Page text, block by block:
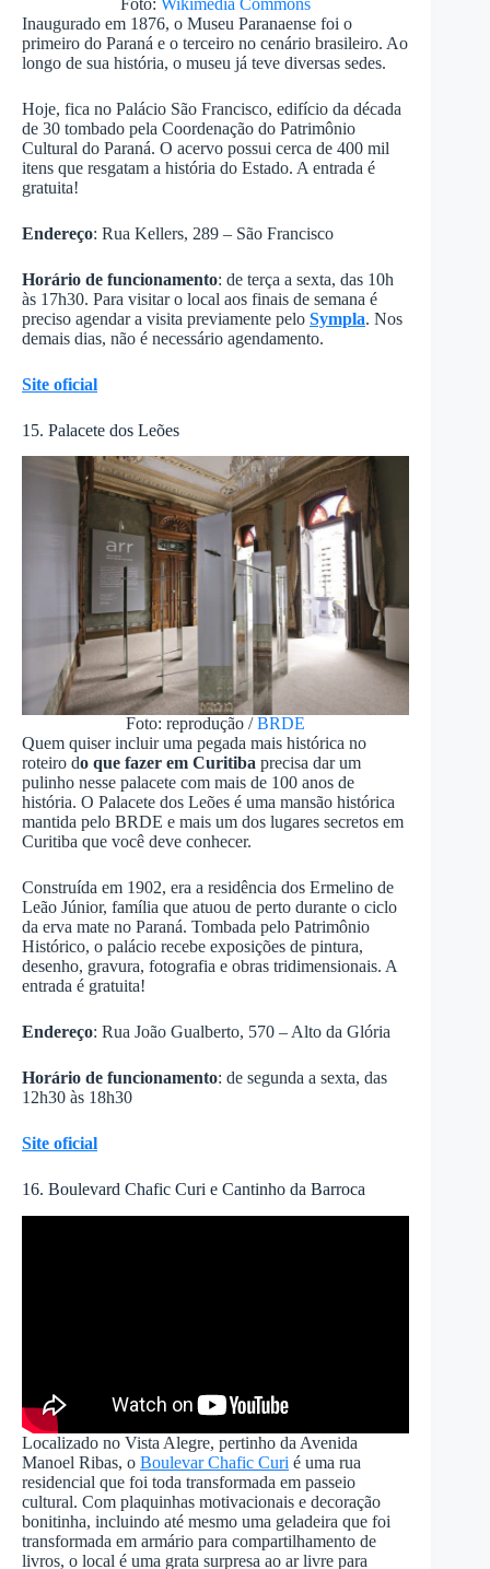
Inaugurado em 1876, o Museu Paranaense foi o
primeiro do Paraná e o terceiro no cenário brasileiro. Ao
longo de sua história, o museu já teve diversas sedes.
Hoje, fica no Palácio São Francisco, edifício da década
de 30 tombado pela Coordenação do Patrimônio
Cultural do Paraná. O acervo possui cerca de 400 mil
itens que resgatam a história do Estado. A entrada é
gratuita!
Endereço: Rua Kellers, 289 – São Francisco
Horário de funcionamento: de terça a sexta, das 10h
às 17h30. Para visitar o local aos finais de semana é
preciso agendar a visita previamente pelo Sympla. Nos
demais dias, não é necessário agendamento.
Site oficial
15. Palacete dos Leões
Foto: reprodução /BRDE
Quem quiser incluir uma pegada mais histórica no
roteiro do que fazer em Curitiba precisa dar um
pulinho nesse palacete com mais de 100 anos de
história. O Palacete dos Leões é uma mansão histórica
mantida pelo BRDE e mais um dos lugares secretos em
Curitiba que você deve conhecer.
Construída em 1902, era a residência dos Ermelino de
Leão Júnior, família que atuou de perto durante o ciclo
da erva mate no Paraná. Tombada pelo Patrimônio
Histórico, o palácio recebe exposições de pintura,
desenho, gravura, fotografia e obras tridimensionais. A
entrada é gratuita!
Endereço: Rua João Gualberto, 570 – Alto da Glória
Horário de funcionamento: de segunda a sexta, das
12h30 às 18h30
Site oficial
16. Boulevard Chafic Curi e Cantinho da Barroca
Localizado no Vista Alegre, pertinho da Avenida
Manoel Ribas, o Boulevar Chafic Curi é uma rua
residencial que foi toda transformada em passeio
cultural. Com plaquinhas motivacionais e decoração
bonitinha, incluindo até mesmo uma geladeira que foi
transformada em armário para compartilhamento de
livros, o local é uma grata surpresa ao ar livre para